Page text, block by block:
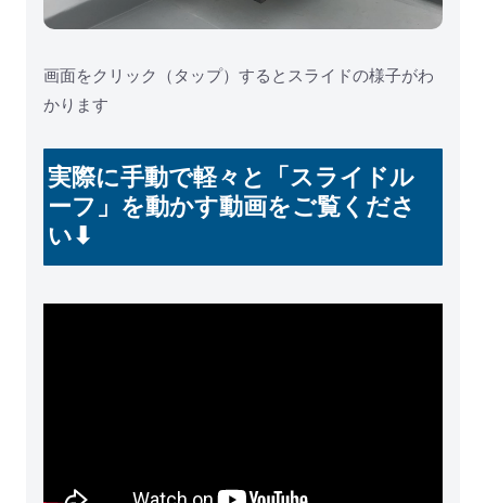
画面をクリック（タップ）するとスライドの様子がわ
かります
実際に手動で軽々と「スライドル
ーフ」を動かす動画をご覧くださ
い⬇︎